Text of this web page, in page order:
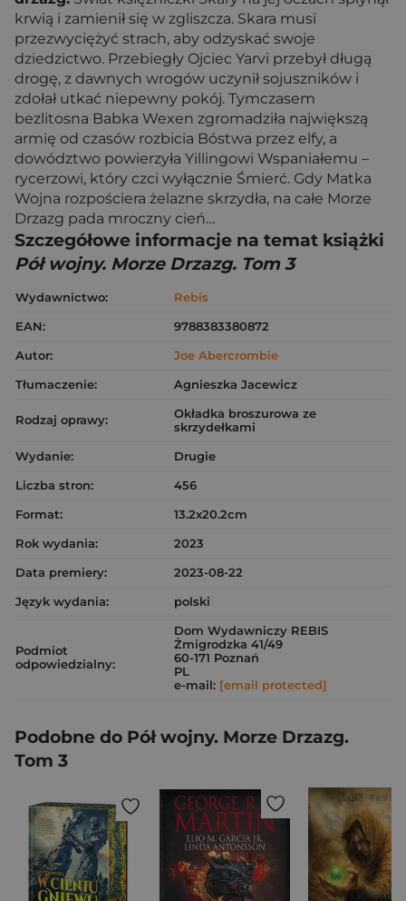
krwią i zamienił się w zgliszcza. Skara musi
przezwyciężyć strach, aby odzyskać swoje
dziedzictwo. Przebiegły Ojciec Yarvi przebył długą
drogę, z dawnych wrogów uczynił sojuszników i
zdołał utkać niepewny pokój. Tymczasem
bezlitosna Babka Wexen zgromadziła największą
armię od czasów rozbicia Bóstwa przez elfy, a
dowództwo powierzyła Yillingowi Wspaniałemu –
rycerzowi, który czci wyłącznie Śmierć. Gdy Matka
Wojna rozpościera żelazne skrzydła, na całe Morze
Drzazg pada mroczny cień…
Szczegółowe informacje na temat książki
Pół wojny. Morze Drzazg. Tom 3
Wydawnictwo:
Rebis
EAN:
9788383380872
Autor:
Joe Abercrombie
Tłumaczenie:
Agnieszka Jacewicz
Rodzaj oprawy:
Okładka broszurowa ze
skrzydełkami
Wydanie:
Drugie
Liczba stron:
456
Format:
13.2x20.2cm
Rok wydania:
2023
Data premiery:
2023-08-22
Język wydania:
polski
Podmiot
odpowiedzialny:
Dom Wydawniczy REBIS
Żmigrodzka 41/49
60-171 Poznań
PL
e-mail: [email protected]
Podobne do Pół wojny. Morze Drzazg.
Tom 3